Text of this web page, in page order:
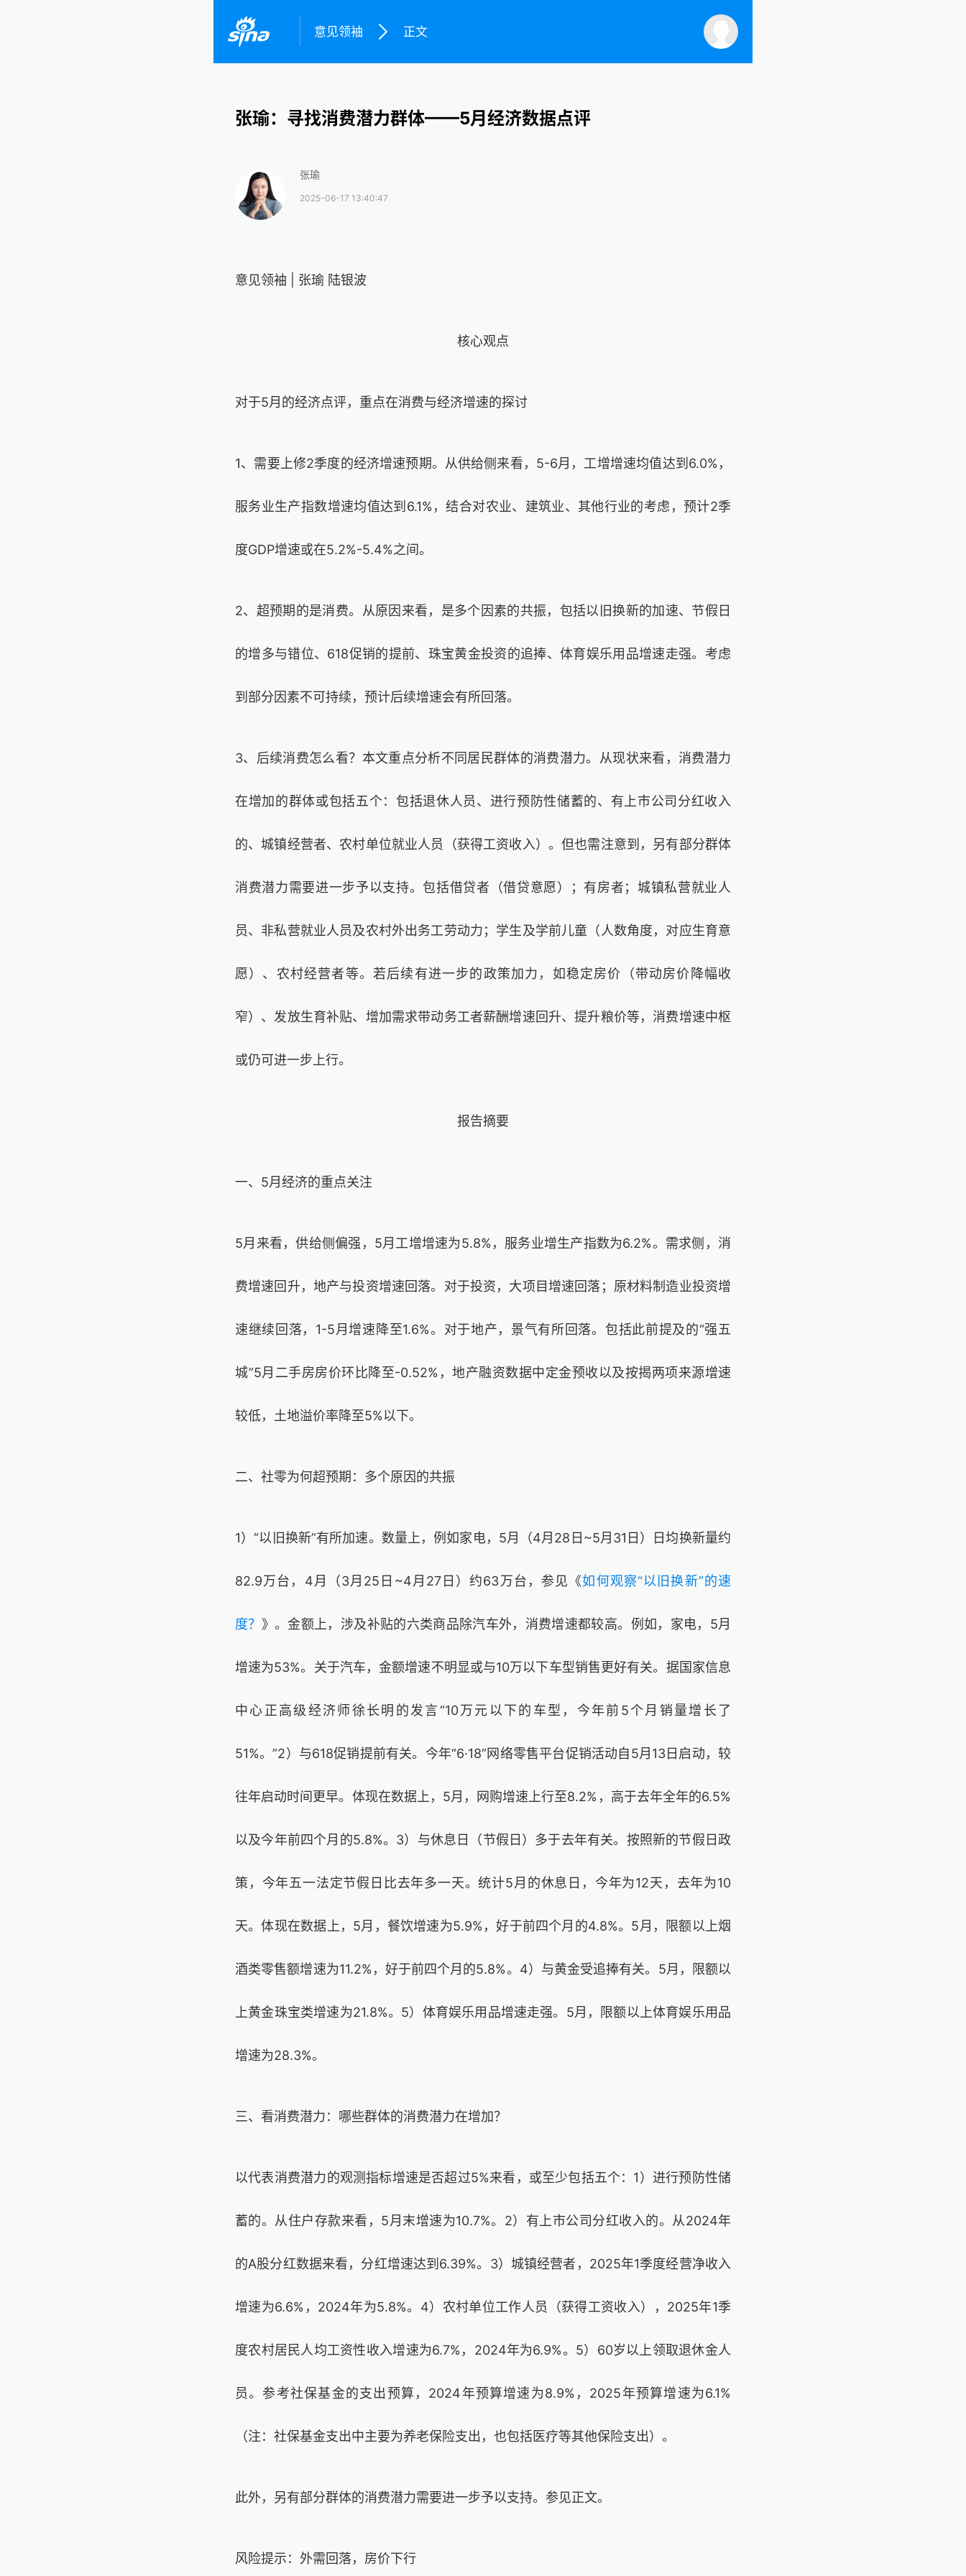
意见领袖 正文
张瑜：寻找消费潜力群体——5月经济数据点评
张瑜
2025-06-17 13:40:47
意见领袖 | 张瑜 陆银波
核心观点
对于5月的经济点评，重点在消费与经济增速的探讨
1、需要上修2季度的经济增速预期。从供给侧来看，5-6月，工增增速均值达到6.0%，
服务业生产指数增速均值达到6.1%，结合对农业、建筑业、其他行业的考虑，预计2季
度GDP增速或在5.2%-5.4%之间。
2、超预期的是消费。从原因来看，是多个因素的共振，包括以旧换新的加速、节假日
的增多与错位、618促销的提前、珠宝黄金投资的追捧、体育娱乐用品增速走强。考虑
到部分因素不可持续，预计后续增速会有所回落。
3、后续消费怎么看？本文重点分析不同居民群体的消费潜力。从现状来看，消费潜力
在增加的群体或包括五个：包括退休人员、进行预防性储蓄的、有上市公司分红收入
的、城镇经营者、农村单位就业人员（获得工资收入）。但也需注意到，另有部分群体
消费潜力需要进一步予以支持。包括借贷者（借贷意愿）；有房者；城镇私营就业人
员、非私营就业人员及农村外出务工劳动力；学生及学前儿童（人数角度，对应生育意
愿）、农村经营者等。若后续有进一步的政策加力，如稳定房价（带动房价降幅收
窄）、发放生育补贴、增加需求带动务工者薪酬增速回升、提升粮价等，消费增速中枢
或仍可进一步上行。
报告摘要
一、5月经济的重点关注
5月来看，供给侧偏强，5月工增增速为5.8%，服务业增生产指数为6.2%。需求侧，消
费增速回升，地产与投资增速回落。对于投资，大项目增速回落；原材料制造业投资增
速继续回落，1-5月增速降至1.6%。对于地产，景气有所回落。包括此前提及的“强五
城”5月二手房房价环比降至-0.52%，地产融资数据中定金预收以及按揭两项来源增速
较低，土地溢价率降至5%以下。
二、社零为何超预期：多个原因的共振
1）“以旧换新”有所加速。数量上，例如家电，5月（4月28日~5月31日）日均换新量约
82.9万台，4月（3月25日~4月27日）约63万台， 参见《如何观察“以旧换新”的速
度？ 》。金额上，涉及补贴的六类商品除汽车外，消费增速都较高。例如，家电，5月
增速为53%。关于汽车，金额增速不明显或与10万以下车型销售更好有关。据国家信息
中心正高级经济师徐长明的发言“10万元以下的车型，今年前5个月销量增长了
51%。”2）与618促销提前有关。今年“6·18”网络零售平台促销活动自5月13日启动，较
往年启动时间更早。体现在数据上，5月，网购增速上行至8.2%，高于去年全年的6.5%
以及今年前四个月的5.8%。3）与休息日（节假日）多于去年有关。按照新的节假日政
策，今年五一法定节假日比去年多一天。统计5月的休息日，今年为12天，去年为10
天。体现在数据上，5月，餐饮增速为5.9%，好于前四个月的4.8%。5月，限额以上烟
酒类零售额增速为11.2%，好于前四个月的5.8%。4）与黄金受追捧有关。5月，限额以
上黄金珠宝类增速为21.8%。5）体育娱乐用品增速走强。5月，限额以上体育娱乐用品
增速为28.3%。
三、看消费潜力：哪些群体的消费潜力在增加？
以代表消费潜力的观测指标增速是否超过5%来看，或至少包括五个：1）进行预防性储
蓄的。从住户存款来看，5月末增速为10.7%。2）有上市公司分红收入的。从2024年
的A股分红数据来看，分红增速达到6.39%。3）城镇经营者，2025年1季度经营净收入
增速为6.6%，2024年为5.8%。4）农村单位工作人员（获得工资收入），2025年1季
度农村居民人均工资性收入增速为6.7%，2024年为6.9%。5）60岁以上领取退休金人
员。参考社保基金的支出预算，2024年预算增速为8.9%，2025年预算增速为6.1%
（注：社保基金支出中主要为养老保险支出，也包括医疗等其他保险支出）。
此外，另有部分群体的消费潜力需要进一步予以支持。参见正文。
风险提示：外需回落，房价下行